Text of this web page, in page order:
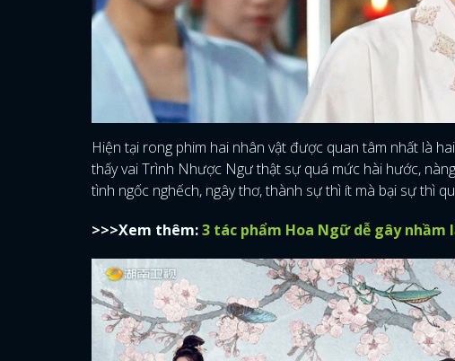
Hiện tại rong phim hai nhân vật được quan tâm nhất là
thấy vai Trình Nhược Ngư thật sự quá mức hài hước,
tình ngốc nghếch, ngây thơ, thành sự thì ít mà bại sự thì
>>>Xem thêm:3 tác phẩm Hoa Ngữ dễ gây